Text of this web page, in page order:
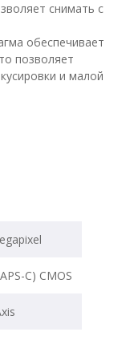
снимать с
обеспечивает
позволяет
и малой
C) CMOS